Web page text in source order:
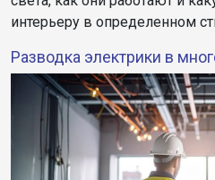
интерьеру в определенном
Разводка электрики в